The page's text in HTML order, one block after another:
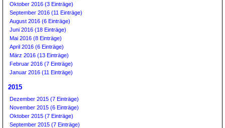
Oktober 2016 (3 Einträge)
September 2016 (11 Einträge)
August 2016 (6 Einträge)
Juni 2016 (18 Einträge)
Mai 2016 (8 Einträge)
April 2016 (6 Einträge)
März 2016 (13 Einträge)
Februar 2016 (7 Einträge)
Januar 2016 (11 Einträge)
2015
Dezember 2015 (7 Einträge)
November 2015 (6 Einträge)
Oktober 2015 (7 Einträge)
September 2015 (7 Einträge)